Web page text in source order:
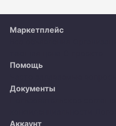
Маркетплейс
Помощь
Документы
Аккаунт